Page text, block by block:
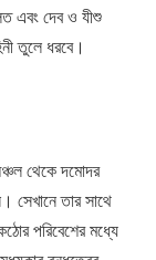
এবং দেব ও যীশু
তুলে ধরবে।
থেকে দমোদর
সেখানে তার সাথে
পরিবেশের মধ্যে